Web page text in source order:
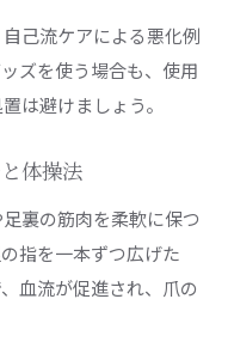
己流ケアによる悪化例
ズを使う場合も、使用
は避けましょう。
体操法
裏の筋肉を柔軟に保つ
指を一本ずつ広げた
血流が促進され、爪の